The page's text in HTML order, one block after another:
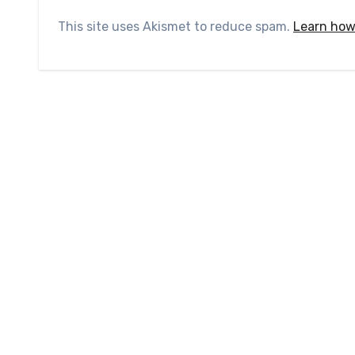
This site uses Akismet to reduce spam. Learn